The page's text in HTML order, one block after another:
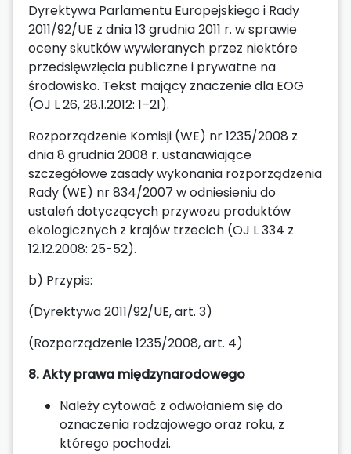
Dyrektywa Parlamentu Europejskiego i Rady
2011/92/UE z dnia 13 grudnia 2011 r. w sprawie
oceny skutków wywieranych przez niektóre
przedsięwzięcia publiczne i prywatne na
środowisko. Tekst mający znaczenie dla EOG
(OJ L 26, 28.1.2012: 1–21).
Rozporządzenie Komisji (WE) nr 1235/2008 z
dnia 8 grudnia 2008 r. ustanawiające
szczegółowe zasady wykonania rozporządzenia
Rady (WE) nr 834/2007 w odniesieniu do
ustaleń dotyczących przywozu produktów
ekologicznych z krajów trzecich (OJ L 334 z
12.12.2008: 25-52).
b) Przypis:
(Dyrektywa 2011/92/UE, art. 3)
(Rozporządzenie 1235/2008, art. 4)
8. Akty prawa międzynarodowego
Należy cytować z odwołaniem się do
oznaczenia rodzajowego oraz roku, z
którego pochodzi.